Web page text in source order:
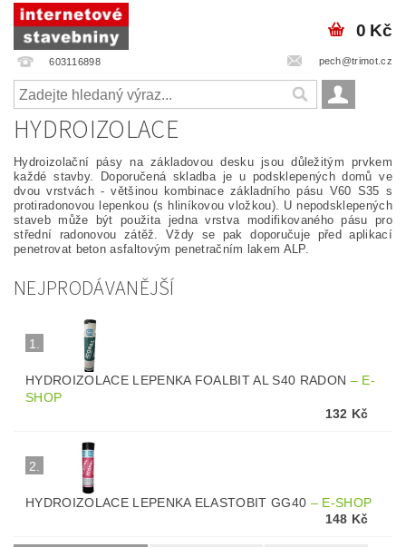
603116898 pech@trimot.cz
0 Kč
HYDROIZOLACE
Hydroizolační pásy na základovou desku jsou důležitým prvkem
každé stavby. Doporučená skladba je u podsklepených domů ve
dvou vrstvách - většinou kombinace základního pásu V60 S35 s
protiradonovou lepenkou (s hliníkovou vložkou). U nepodsklepených
staveb může být použita jedna vrstva modifikovaného pásu pro
střední radonovou zátěž. Vždy se pak doporučuje před aplikací
penetrovat beton asfaltovým penetračním lakem ALP.
NEJPRODÁVANĚJŠÍ
1.
HYDROIZOLACE LEPENKA FOALBIT AL S40 RADON – E-
SHOP
132 Kč
2.
HYDROIZOLACE LEPENKA ELASTOBIT GG40 – E-SHOP
148 Kč